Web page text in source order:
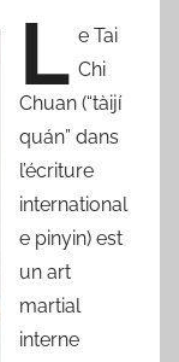
L e Tai
Chi
Chuan (“tàijí
quán” dans
l’écriture
international
e pinyin) est
un art
martial
interne